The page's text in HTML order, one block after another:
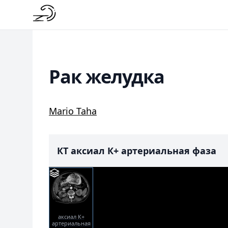
Рак желудка
Mario Taha
КТ аксиал К+ артериальная фаза
аксиал К+
артериальная